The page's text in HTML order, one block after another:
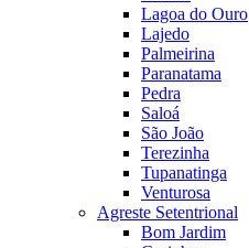
Lagoa do Ouro
Lajedo
Palmeirina
Paranatama
Pedra
Saloá
São João
Terezinha
Tupanatinga
Venturosa
Agreste Setentrional
Bom Jardim